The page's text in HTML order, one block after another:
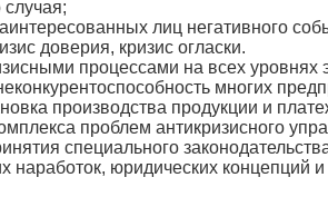
лиц негативного
доверия, кризис огласки.
процессами на всех уровнях
многих
производства продукции и
проблем антикризисного
специального
наработок, юридических концепций